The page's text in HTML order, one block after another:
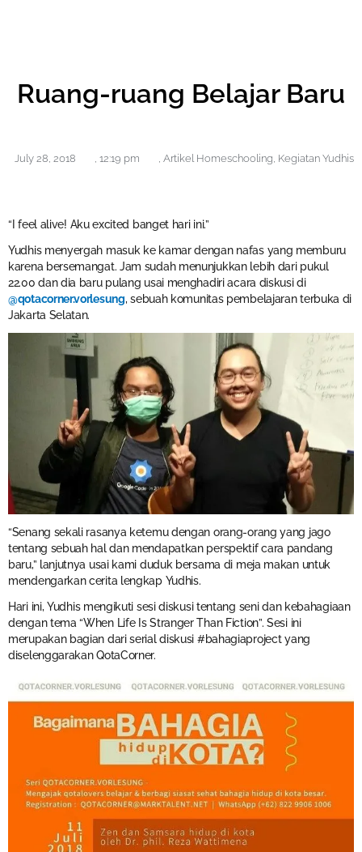
Ruang-ruang Belajar Baru
July 28, 2018 , 12:19 pm , Artikel Homeschooling, Kegiatan Yudhis
“I feel alive! Aku excited banget hari ini.”
Yudhis menyergah masuk ke kamar dengan nafas yang memburu
karena bersemangat. Jam sudah menunjukkan lebih dari pukul
22.00 dan dia baru pulang usai menghadiri acara diskusi di
@qotacorner.vorlesung, sebuah komunitas pembelajaran terbuka di
Jakarta Selatan.
“Senang sekali rasanya ketemu dengan orang-orang yang jago
tentang sebuah hal dan mendapatkan perspektif cara pandang
baru,” lanjutnya usai kami duduk bersama di meja makan untuk
mendengarkan cerita lengkap Yudhis.
Hari ini, Yudhis mengikuti sesi diskusi tentang seni dan kebahagiaan
dengan tema “When Life Is Stranger Than Fiction”. Sesi ini
merupakan bagian dari serial diskusi #bahagiaproject yang
diselenggarakan QotaCorner.